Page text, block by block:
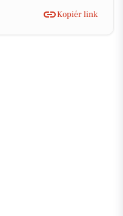
Kopiér link